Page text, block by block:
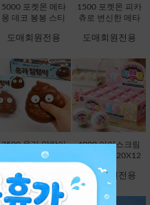
5000 포켓몬 메타
몽 데코 봉봉 스티
[D1-132242]
도매회원전용
1500 포켓몬 피카
츄로 변신한 메타
(1500X36EA) [C1-
도매회원전용
3500 응가 말랑이
(3780X12EA) [B1-
도매회원전용
4000 아이스크림
왁뿌볼 (4320X12
EA) [B1-912972]
도매회원전용